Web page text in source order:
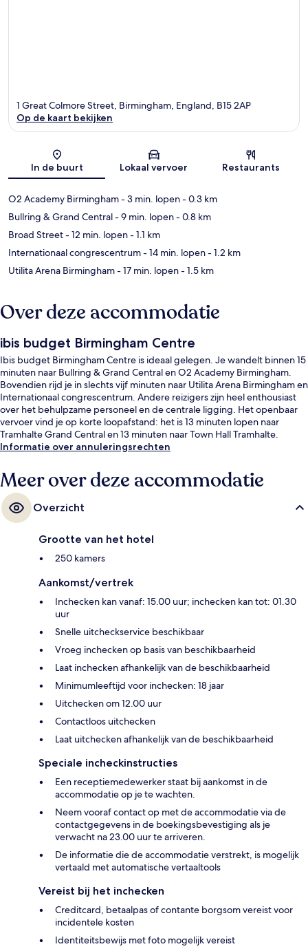
Kaart
1 Great Colmore Street, Birmingham, England, B15 2AP
Op de kaart bekijken
In de buurt Lokaal vervoer Restaurants
O2 Academy Birmingham- 3 min. lopen- 0.3 km
Bullring & Grand Central- 9 min. lopen- 0.8 km
Broad Street- 12 min. lopen- 1.1 km
Internationaal congrescentrum- 14 min. lopen- 1.2 km
Utilita Arena Birmingham- 17 min. lopen- 1.5 km
Over deze accommodatie
ibis budget Birmingham Centre
Ibis budget Birmingham Centre is ideaal gelegen. Je wandelt binnen 15
minuten naar Bullring & Grand Central en O2 Academy Birmingham.
Bovendien rijd je in slechts vijf minuten naar Utilita Arena Birmingham en
Internationaal congrescentrum. Andere reizigers zijn heel enthousiast
over het behulpzame personeel en de centrale ligging. Het openbaar
vervoer vind je op korte loopafstand: het is 13 minuten lopen naar
Tramhalte Grand Central en 13 minuten naar Town Hall Tramhalte.
Informatie over annuleringsrechten
Meer over deze accommodatie
Overzicht
Grootte van het hotel
250 kamers
Aankomst/vertrek
Inchecken kan vanaf: 15.00 uur; inchecken kan tot: 01.30
uur
Snelle uitcheckservice beschikbaar
Vroeg inchecken op basis van beschikbaarheid
Laat inchecken afhankelijk van de beschikbaarheid
Minimumleeftijd voor inchecken: 18 jaar
Uitchecken om 12.00 uur
Contactloos uitchecken
Laat uitchecken afhankelijk van de beschikbaarheid
Speciale incheckinstructies
Een receptiemedewerker staat bij aankomst in de
accommodatie op je te wachten.
Neem vooraf contact op met de accommodatie via de
contactgegevens in de boekingsbevestiging als je
verwacht na 23.00 uur te arriveren.
De informatie die de accommodatie verstrekt, is mogelijk
vertaald met automatische vertaaltools
Vereist bij het inchecken
Creditcard, betaalpas of contante borgsom vereist voor
incidentele kosten
Identiteitsbewijs met foto mogelijk vereist